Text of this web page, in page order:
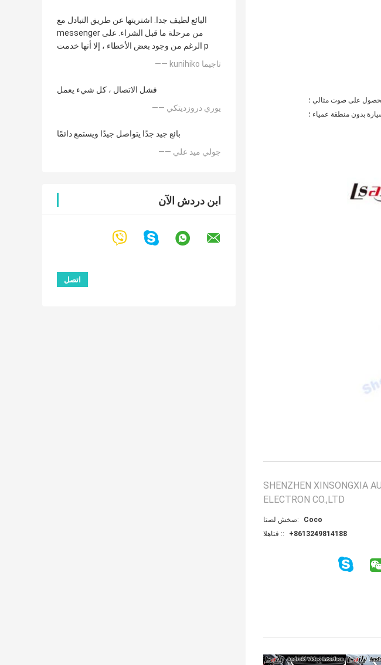
البائع لطيف جدا. اشتريتها عن طريق التبادل مع
messenger من مرحلة ما قبل الشراء. على
الرغم من وجود بعض الأخطاء ، إلا أنها خدمت p
—— kunihiko تاجيما
فشل الاتصال ، كل شيء يعمل
—— يوري دروزديتكي
بائع جيد جدًا يتواصل جيدًا ويستمع دائمًا
—— جولي ميد علي
ابن دردش الآن
SHENZHEN XINSONGXIA
ELECTRON CO.,LTD
اتصل شخص:
Coco
الهاتف ::
+8613249814188